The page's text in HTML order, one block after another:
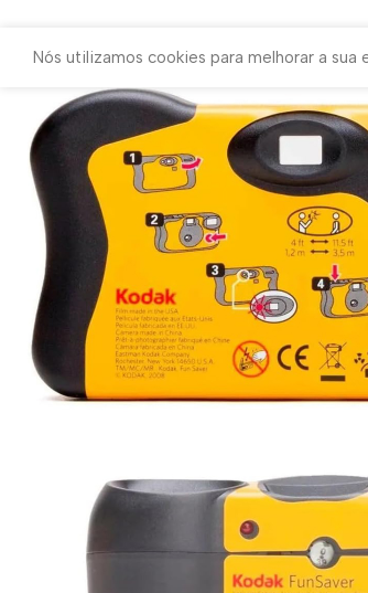
Nós utilizamos cookies para melhorar a